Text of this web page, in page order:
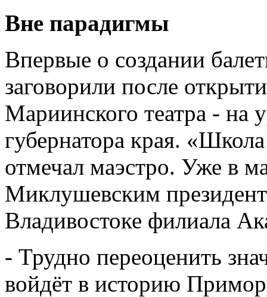
Вне парадигмы
Впервые о создании
заговорили после
Мариинского театра - на
губернатора края.
отмечал маэстро. Уже в
Миклушевским
Владивостоке филиала
- Трудно переоценить
войдёт в историю